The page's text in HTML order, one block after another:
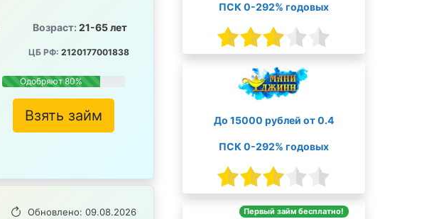
Возраст: 21-65 лет
ЦБ РФ: 2120177001838
Одобряют 80%
Взять займ
Обновлено: 09.08.2026
ПСК 0-292% годовых
До 15000 рублей от 0.4
ПСК 0-292% годовых
Первый займ бесплатно!